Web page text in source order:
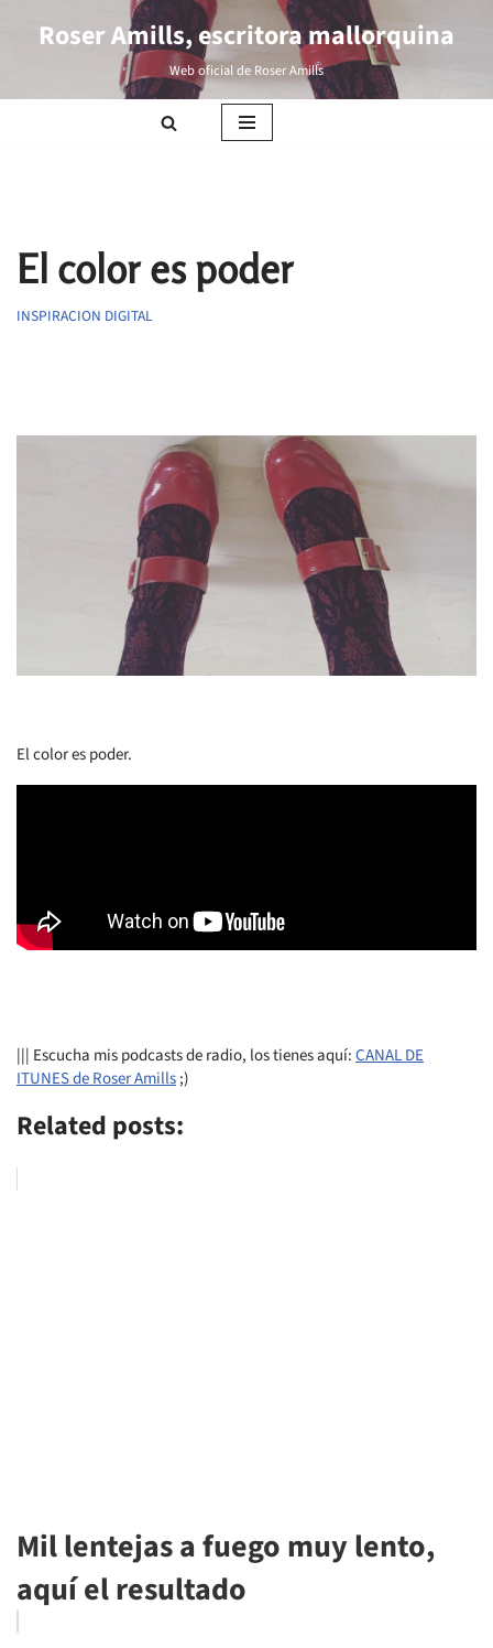
Roser Amills, escritora mallorquina
Web oficial de Roser Amills
El color es poder
INSPIRACION DIGITAL
El color es poder.
||| Escucha mis podcasts de radio, los tienes aquí:CANAL DE
ITUNES de Roser Amills;)
Related posts:
Mil lentejas a fuego muy lento,
aquí el resultado